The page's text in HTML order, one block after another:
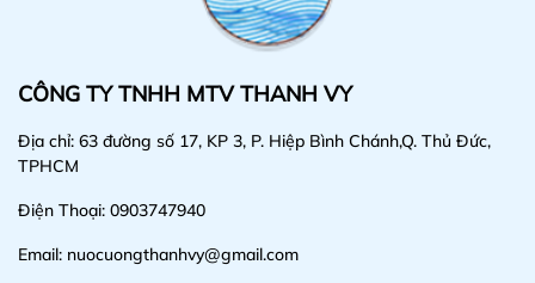
CÔNG TY TNHH MTV THANH VY
Địa chỉ: 63 đường số 17, KP 3, P. Hiệp Bình Chánh,Q. Thủ Đức,
TPHCM
Điện Thoại: 0903747940
Email: nuocuongthanhvy@gmail.com